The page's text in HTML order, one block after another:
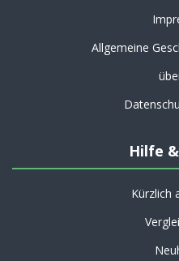
Allgemeine
Hilfe
Kürzlich